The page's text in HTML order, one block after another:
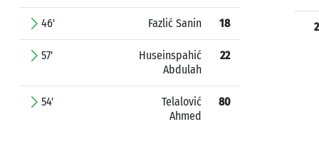
46' Fazlić Sanin 18
57'
Huseinspahić
Abdulah
22
54'
Telalović
Ahmed
80